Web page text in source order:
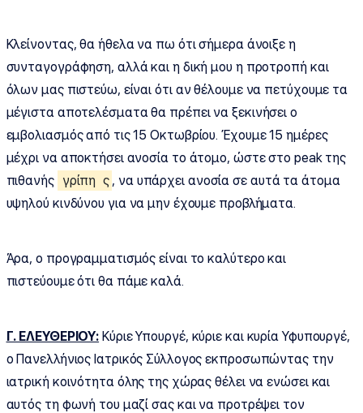
Κλείνοντας, θα ήθελα να πω ότι σήμερα άνοιξε η
συνταγογράφηση, αλλά και η δική μου η προτροπή και
όλων μας πιστεύω, είναι ότι αν θέλουμε να πετύχουμε τα
μέγιστα αποτελέσματα θα πρέπει να ξεκινήσει ο
εμβολιασμός από τις 15 Οκτωβρίου. Έχουμε 15 ημέρες
μέχρι να αποκτήσει ανοσία το άτομο, ώστε στο peak της
πιθανής γρίπη ς , να υπάρχει ανοσία σε αυτά τα άτομα
υψηλού κινδύνου για να μην έχουμε προβλήματα.
Άρα, ο προγραμματισμός είναι το καλύτερο και
πιστεύουμε ότι θα πάμε καλά.
Γ. ΕΛΕΥΘΕΡΙΟΥ: Κύριε Υπουργέ, κύριε και κυρία Υφυπουργέ,
ο Πανελλήνιος Ιατρικός Σύλλογος εκπροσωπώντας την
ιατρική κοινότητα όλης της χώρας θέλει να ενώσει και
αυτός τη φωνή του μαζί σας και να προτρέψει τον